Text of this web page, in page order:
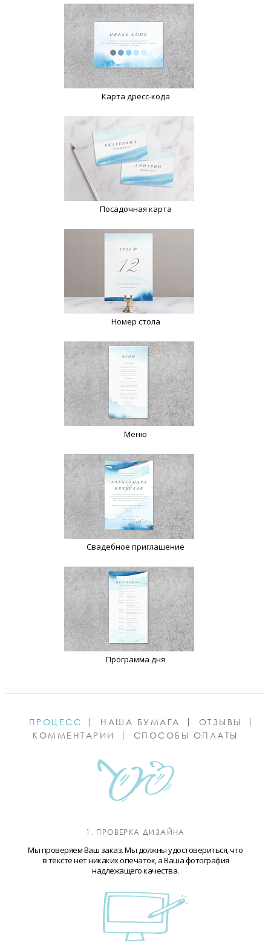
Карта дресс-кода
Посадочная карта
Номер стола
Меню
Свадебное приглашение
Программа дня
ПРОЦЕСС НАША БУМАГА
ОТЗЫВЫ
КОММЕНТАРИИ
СПОСОБЫ ОПЛАТЫ
1. ПРОВЕРКА ДИЗАЙНА
Мы проверяем Ваш заказ. Мы должны удостовериться, что
в тексте нет никаких опечаток, а Ваша фотография
надлежащего качества.